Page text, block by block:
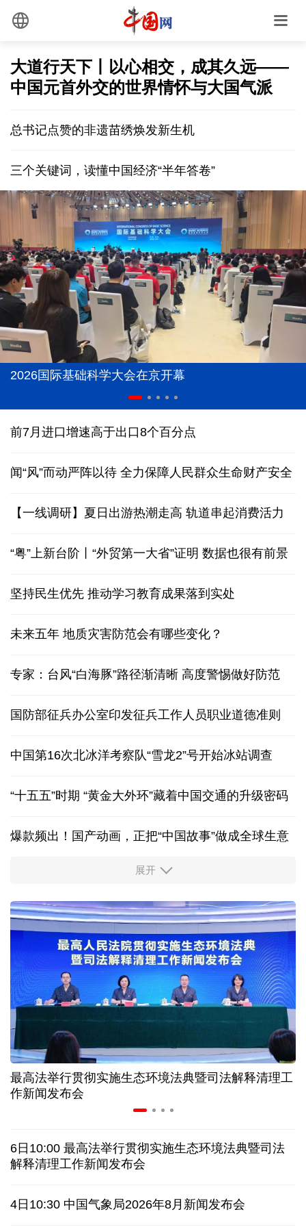
大道行天下丨以心相交，成其久远——
中国元首外交的世界情怀与大国气派
总书记点赞的非遗苗绣焕发新生机
三个关键词，读懂中国经济“半年答卷”
2026国际基础科学大会在京开幕
前7月进口增速高于出口8个百分点
闻“风”而动严阵以待 全力保障人民群众生命财产安全
【一线调研】夏日出游热潮走高 轨道串起消费活力
“粤”上新台阶丨“外贸第一大省”证明 数据也很有前景
坚持民生优先 推动学习教育成果落到实处
未来五年 地质灾害防范会有哪些变化？
专家：台风“白海豚”路径渐清晰 高度警惕做好防范
国防部征兵办公室印发征兵工作人员职业道德准则
中国第16次北冰洋考察队“雪龙2”号开始冰站调查
“十五五”时期 “黄金大外环”藏着中国交通的升级密码
爆款频出！国产动画，正把“中国故事”做成全球生意
活力中国调研行丨安徽的定力与活力
我国渤海首个千亿方大气田一期开发项目全面投产
历经十余年，西藏南木林：昔日荒河滩 今时富绿洲
情满天山 援疆印记丨安徽支教生赢得桃李秀昆仑
从助力重建家园到治理乡村西藏扎西岗乡的乡贤力量
上半年医药工业创新加速突破 研发实力不断提升
南京大屠杀历史不容篡改 日本打“核爆”牌洗不掉血债
深山里的全球冠军：海外“Z世代”在黔读懂中国机遇
展开
最高法举行贯彻实施生态环境法典暨司法解释清理工
作新闻发布会
6日10:00 最高法举行贯彻实施生态环境法典暨司法
解释清理工作新闻发布会
4日10:30 中国气象局2026年8月新闻发布会